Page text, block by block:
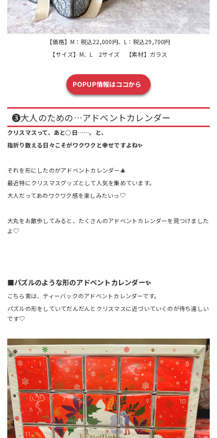
【価格】M：税込22,000円、L：税込29,700円
【サイズ】M、L 2サイズ 【素材】ガラス
POPUP情報はココから
❸大人のための…アドベントカレンダー
クリスマスって、あと○日……。と、
指折り数える日々こそがワクワクと幸せですよね✨
それを形にしたのがアドベントカレンダー🎄
最近特にクリスマスグッズとして人気を集めています。
大人だってあのワクワク感を楽しみたいっ♡
大丸をお散歩してみると、たくさんのアドベントカレンダーを見つけました
よ♡
■パズルのような形のアドベントカレンダー✨
こちら実は、ティーバックのアドベントカレンダーです。
パズルの形をしていてだんだんとクリスマスに近づいていくのが待ち遠しい
です♡